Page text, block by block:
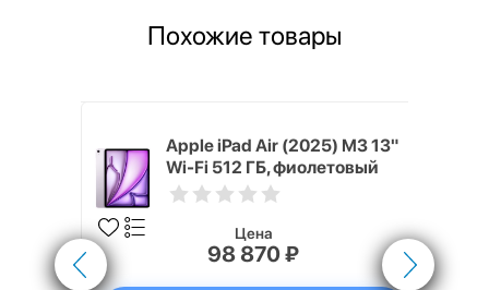
Похожие товары
Apple iPad Air (2025) M3 13"
Wi-Fi 512 ГБ, фиолетовый
Цена
98 870 ₽